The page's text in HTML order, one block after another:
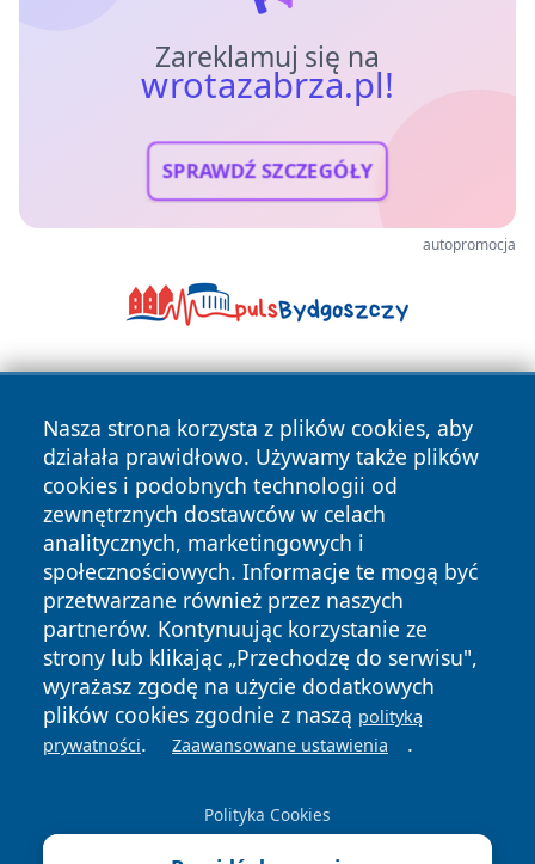
Zareklamuj się na
wrotazabrza.pl!
SPRAWDŹ SZCZEGÓŁY
autopromocja
Nasza strona korzysta z plików cookies, aby
działała prawidłowo. Używamy także plików
cookies i podobnych technologii od
zewnętrznych dostawców w celach
analitycznych, marketingowych i
społecznościowych. Informacje te mogą być
przetwarzane również przez naszych
partnerów. Kontynuując korzystanie ze
strony lub klikając „Przechodzę do serwisu",
wyrażasz zgodę na użycie dodatkowych
plików cookies zgodnie z naszą polityką
prywatności. Zaawansowane ustawienia .
Polityka Cookies
Copyright © 2026 wrotazabrza.pl Wszystkie prawa
zastrzeżone.
News Autorzy
Polityka
Prywatności
Polityka
Cookies